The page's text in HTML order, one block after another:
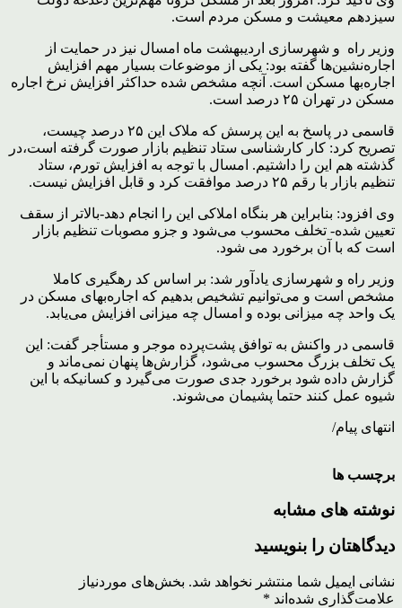
سیزدهم معیشت و مسکن مردم است.
وزیر راه و شهرسازی اردیبهشت ماه امسال نیز در حمایت از
اجاره‌نشین‌ها گفته بود: یکی از موضوعات بسیار مهم افزایش
اجاره‌بها مسکن است. آنچه مشخص شده حداکثر افزایش نرخ اجاره
مسکن در تهران ۲۵ درصد است.
قاسمی در پاسخ به این پرسش که ملاک این ۲۵ درصد چیست،
تصریح کرد: کار کارشناسی ستاد تنظیم بازار صورت گرفته است،‌در
گذشته هم این را داشتیم. امسال با توجه به افزایش تورم، ستاد
تنظیم بازار با رقم ۲۵ درصد موافقت کرد و قابل افزایش نیست.
وی افزود: بنابراین هر بنگاه املاکی این را انجام دهد-بالاتر از سقف
تعیین شده- تخلف محسوب می‌شود و جزو مصوبات تنظیم بازار
است که با آن برخورد می شود.
وزیر راه و شهرسازی یادآور شد: بر اساس کد رهگیری کاملا
مشخص است و می‌توانیم تشخیص بدهیم که اجاره‌بهای مسکن در
یک واحد چه میزانی بوده و امسال چه میزانی افزایش می‌یابد.
قاسمی در واکنش به توافق پشت‌پرده موجر و مستأجر گفت: این
یک تخلف بزرگ محسوب می‌شود، گزارش‌ها پنهان نمی‌ماند و
گزارش داده شود برخورد جدی صورت می‌گیرد و کسانیکه با این
شیوه عمل کنند حتما پشیمان می‌شوند.
انتهای پیام/
برچسب ها
نوشته های مشابه
دیدگاهتان را بنویسید
نشانی ایمیل شما منتشر نخواهد شد. بخش‌های موردنیاز
علامت‌گذاری شده‌اند *